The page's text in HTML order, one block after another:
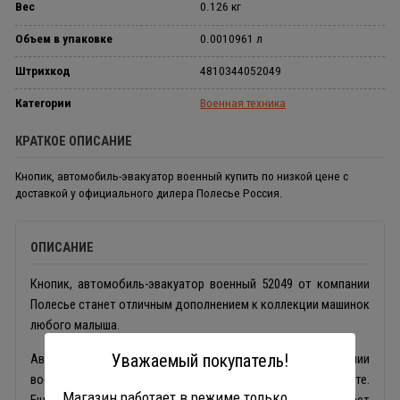
Вес 0.126 кг
Объем в упаковке 0.0010961 л
Штрихкод 4810344052049
Категории Военная техника
КРАТКОЕ ОПИСАНИЕ
Кнопик, автомобиль-эвакуатор военный купить по низкой цене с
доставкой у официального дилера Полесье Россия.
ОПИСАНИЕ
Кнопик, автомобиль-эвакуатор военный 52049 от компании
Полесье станет отличным дополнением к коллекции машинок
любого малыша.
Автомобиль выполнен в виде настоящей мини копии
военного эвакуатора, даже в таком же тёмно зелёном цвете.
Уважаемый покупатель!